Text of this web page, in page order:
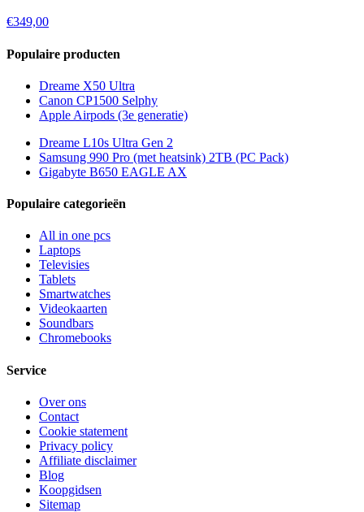
€349,00
Populaire producten
Dreame X50 Ultra
Canon CP1500 Selphy
Apple Airpods (3e generatie)
Dreame L10s Ultra Gen 2
Samsung 990 Pro (met heatsink) 2TB (PC Pack)
Gigabyte B650 EAGLE AX
Populaire categorieën
All in one pcs
Laptops
Televisies
Tablets
Smartwatches
Videokaarten
Soundbars
Chromebooks
Service
Over ons
Contact
Cookie statement
Privacy policy
Affiliate disclaimer
Blog
Koopgidsen
Sitemap